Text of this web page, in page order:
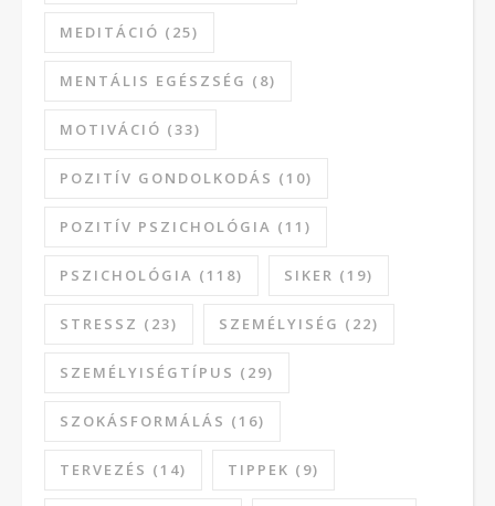
MEDITÁCIÓ (25)
MENTÁLIS EGÉSZSÉG (8)
MOTIVÁCIÓ (33)
POZITÍV GONDOLKODÁS (10)
POZITÍV PSZICHOLÓGIA (11)
PSZICHOLÓGIA (118) SIKER (19)
STRESSZ (23) SZEMÉLYISÉG (22)
SZEMÉLYISÉGTÍPUS (29)
SZOKÁSFORMÁLÁS (16)
TERVEZÉS (14) TIPPEK (9)